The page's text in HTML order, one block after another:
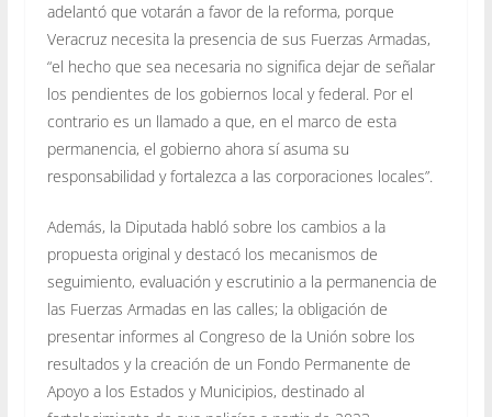
adelantó que votarán a favor de la reforma, porque
Veracruz necesita la presencia de sus Fuerzas Armadas,
“el hecho que sea necesaria no significa dejar de señalar
los pendientes de los gobiernos local y federal. Por el
contrario es un llamado a que, en el marco de esta
permanencia, el gobierno ahora sí asuma su
responsabilidad y fortalezca a las corporaciones locales”.
Además, la Diputada habló sobre los cambios a la
propuesta original y destacó los mecanismos de
seguimiento, evaluación y escrutinio a la permanencia de
las Fuerzas Armadas en las calles; la obligación de
presentar informes al Congreso de la Unión sobre los
resultados y la creación de un Fondo Permanente de
Apoyo a los Estados y Municipios, destinado al